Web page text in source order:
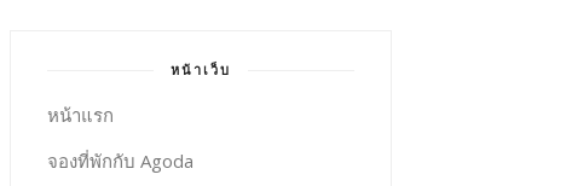
หน้าเว็บ
หน้าแรก
จองที่พักกับ Agoda